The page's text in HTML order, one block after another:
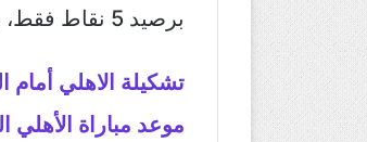
برصيد 5 نقاط فقط، مما يجعل المباراة فرصة مهمة للأهلي لتعزيز موقعه في صدارة الترتيب.
تشكيلة الاهلي
موعد مباراة